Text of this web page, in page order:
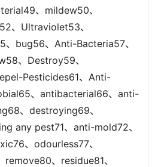
、mildew50、
、Ultraviolet53、
bug56、Anti-Bacteria57、
、Destroy59、
Pesticides61、Anti-
、antibacterial66、anti-
、destroying69、
any pest71、anti-mold72、
、odourless77、
、residue81、